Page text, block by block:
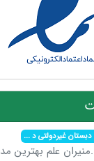
غیردولتی د...
علم بهترین